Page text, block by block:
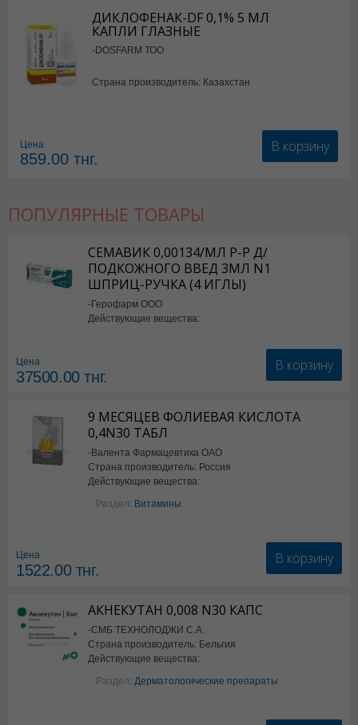
ДИКЛОФЕНАК-DF 0,1% 5 МЛ
КАПЛИ ГЛАЗНЫЕ
-DOSFARM ТОО
Страна производитель: Казахстан
Цена
859.00 тнг.
В корзину
ПОПУЛЯРНЫЕ ТОВАРЫ
СЕМАВИК 0,00134/МЛ Р-Р Д/
ПОДКОЖНОГО ВВЕД 3МЛ N1
ШПРИЦ-РУЧКА (4 ИГЛЫ)
-Герофарм ООО
Действующие вещества:
Цена
37500.00тнг.
В корзину
9 МЕСЯЦЕВ ФОЛИЕВАЯ КИСЛОТА
0,4N30 ТАБЛ
-Валента Фармацевтика ОАО
Страна производитель: Россия
Действующие вещества:
фолиевая кислота
Раздел: Витамины
Цена
1522.00тнг.
В корзину
АКНЕКУТАН 0,008 N30 КАПС
-СМБ ТЕХНОЛОДЖИ С.А.
Страна производитель: Бельгия
Действующие вещества:
Изотретиноин
Раздел: Дерматологические препараты